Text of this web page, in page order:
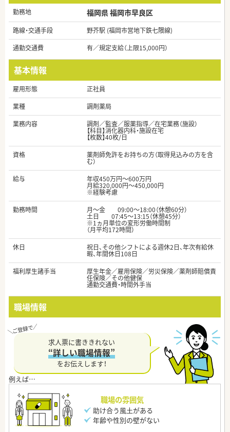
勤務地 福岡県 福岡市早良区
路線・交通手段
野芥駅 (福岡市営地下鉄七隈線)
通勤交通費
有／規定支給（上限15,000円）
基本情報
雇用形態
正社員
業種
調剤薬局
業務内容
調剤／監査／服薬指導／在宅業務（施設）
【科目】消化器内科・施設在宅
【枚数】40枚/日
資格
薬剤師免許をお持ちの方（取得見込みの方を含
む）
給与
年収450万円～600万円
月給320,000円～450,000円
※経験考慮
勤務時間
月～金 09:00〜18:00（休憩60分）
土日 07:45〜13:15（休憩45分）
※1ヵ月単位の変形労働時間制
（月平均172時間）
休日
祝日、その他シフトによる週休2日、年次有給休
暇、年間休日108日
福利厚生諸手当
厚生年金／雇用保険／労災保険／薬剤師賠償責
任保険／その他健保
通勤交通費・時間外手当
職場情報
求人票に書ききれない
“詳しい職場情報”
をお伝えします！
職場の雰囲気
助け合う風土がある
年齢や性別の壁がない